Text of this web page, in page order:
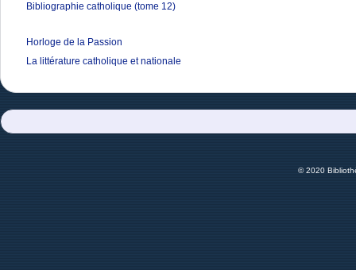
Bibliographie catholique (tome 12)
Horloge de la Passion
La littérature catholique et nationale
© 2020